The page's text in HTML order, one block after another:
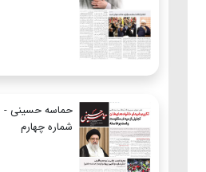
حماسه حسینی -
شماره چهارم